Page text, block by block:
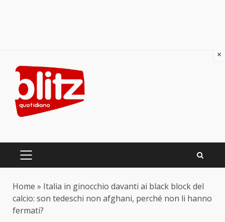
content
PRIMARY
Home » Italia in ginocchio davanti ai black block del
calcio: son tedeschi non afghani, perché non li hanno
fermati?
×